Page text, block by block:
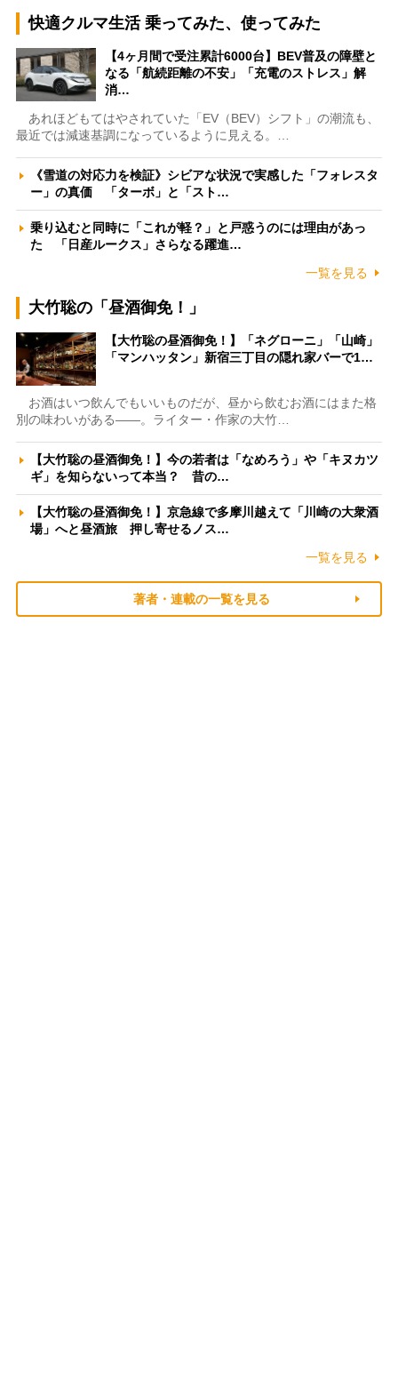
快適クルマ生活 乗ってみた、使ってみた
【4ヶ月間で受注累計6000台】BEV普及の障壁と
なる「航続距離の不安」「充電のストレス」解
消…
あれほどもてはやされていた「EV（BEV）シフト」の潮流も、
最近では減速基調になっているように見える。…
《雪道の対応力を検証》シビアな状況で実感した「フォレスタ
ー」の真価 「ターボ」と「スト…
乗り込むと同時に「これが軽？」と戸惑うのには理由があっ
た 「日産ルークス」さらなる躍進…
一覧を見る
大竹聡の「昼酒御免！」
【大竹聡の昼酒御免！】「ネグローニ」「山崎」
「マンハッタン」新宿三丁目の隠れ家バーで1…
お酒はいつ飲んでもいいものだが、昼から飲むお酒にはまた格
別の味わいがある――。ライター・作家の大竹…
【大竹聡の昼酒御免！】今の若者は「なめろう」や「キヌカツ
ギ」を知らないって本当？ 昔の…
【大竹聡の昼酒御免！】京急線で多摩川越えて「川崎の大衆酒
場」へと昼酒旅 押し寄せるノス…
一覧を見る
著者・連載の一覧を見る